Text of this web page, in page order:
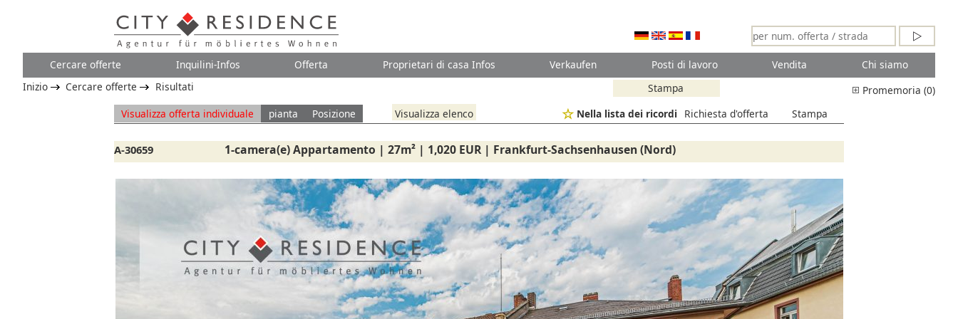
Cercare offerte Inquilini-Infos Offerta Proprietari di casa Infos Verkaufen Posti di lavoro Vendita
Chi siamo
Promemoria (0)
Stampa
Inizio Cercare offerte
Risultati
Visualizza offerta individuale
pianta Posizione Visualizza elenco Stampa
Richiesta d'offerta
Nella lista dei ricordi
A-30659 1-camera(e) Appartamento | 27m² | 1,020 EUR | Frankfurt-Sachsenhausen (Nord)